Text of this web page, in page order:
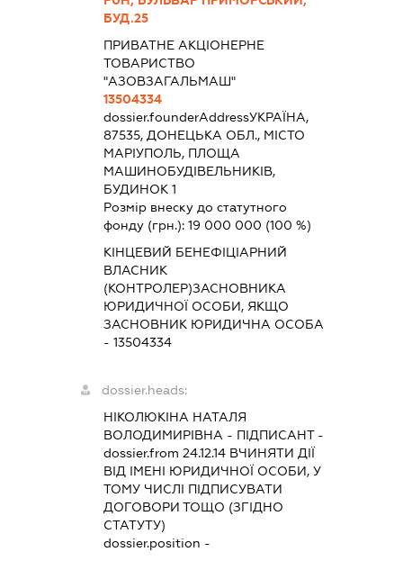
БУД.25
ПРИВАТНЕ АКЦІОНЕРНЕ
ТОВАРИСТВО
"АЗОВЗАГАЛЬМАШ"
13504334
dossier.founderAddressУКРАЇНА,
87535, ДОНЕЦЬКА ОБЛ., МІСТО
МАРІУПОЛЬ, ПЛОЩА
МАШИНОБУДІВЕЛЬНИКІВ,
БУДИНОК 1
Розмір внеску до статутного
фонду (грн.):19 000 000 (100 %)
КІНЦЕВИЙ БЕНЕФІЦІАРНИЙ
ВЛАСНИК
(КОНТРОЛЕР)ЗАСНОВНИКА
ЮРИДИЧНОЇ ОСОБИ, ЯКЩО
ЗАСНОВНИК ЮРИДИЧНА ОСОБА
- 13504334
dossier.heads:
НІКОЛЮКІНА НАТАЛЯ
ВОЛОДИМИРІВНА - ПІДПИСАНТ-
dossier.from 24.12.14 ВЧИНЯТИ ДІЇ
ВІД ІМЕНІ ЮРИДИЧНОЇ ОСОБИ, У
ТОМУ ЧИСЛІ ПІДПИСУВАТИ
ДОГОВОРИ ТОЩО (ЗГІДНО
СТАТУТУ)
dossier.position -